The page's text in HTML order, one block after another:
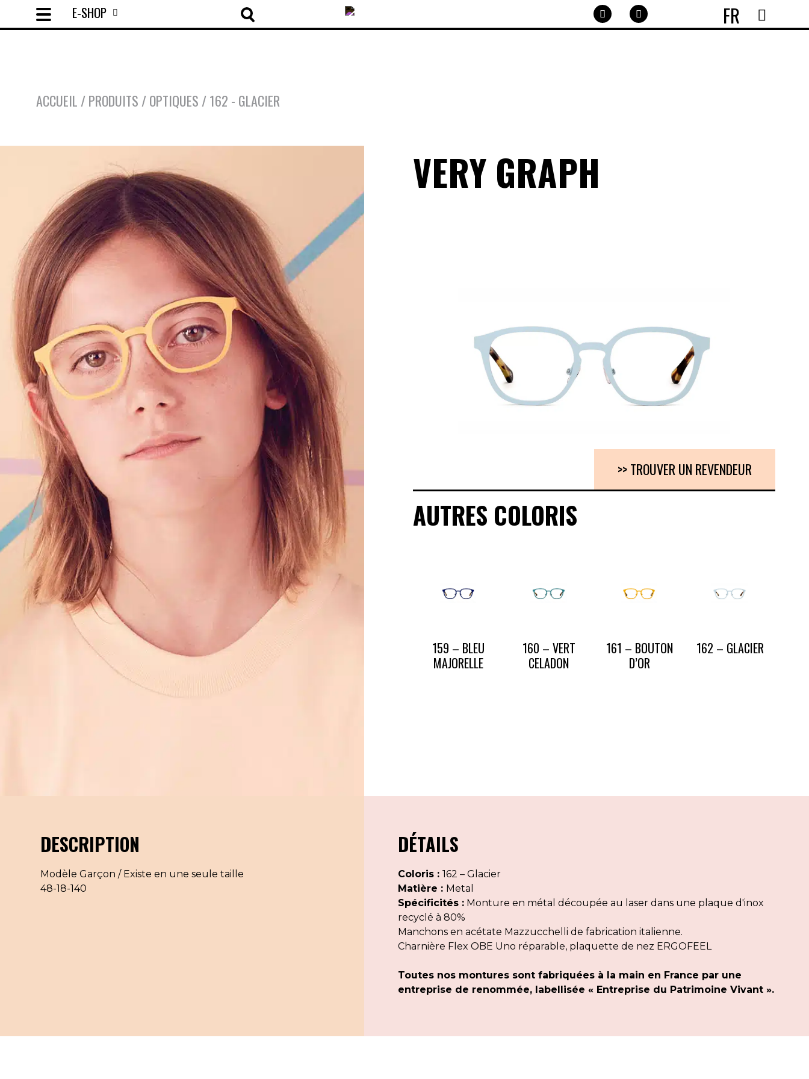
COLLECTIONS
OPTIQUES SOLAIRES ACCESSOIRES
NOTRE HISTOIRE
POINTS DE VENTE
E-SHOP FR
ACCUEIL /PRODUITS /OPTIQUES /162 - GLACIER
VERY GRAPH
>> TROUVER UN REVENDEUR
AUTRES COLORIS
159 – BLEU
MAJORELLE
160 – VERT
CELADON
161 – BOUTON
D’OR
162 – GLACIER
DESCRIPTION
Modèle Garçon / Existe en une seule taille
48-18-140
DÉTAILS
Coloris : 162 – Glacier
Matière : Metal
Spécificités :Monture en métal découpée au laser dans une plaque d'inox
recyclé à 80%
Manchons en acétate Mazzucchelli de fabrication italienne.
Charnière Flex OBE Uno réparable, plaquette de nez ERGOFEEL
Toutes nos montures sont fabriquées à la main en France par une
entreprise de renommée, labellisée « Entreprise du Patrimoine Vivant ».